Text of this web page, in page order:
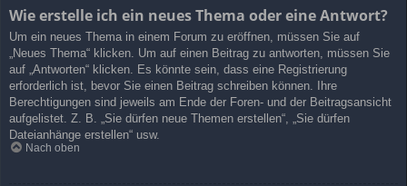
Wie erstelle ich ein neues Thema oder eine Antwort?
Um ein neues Thema in einem Forum zu eröffnen, müssen Sie auf
„Neues Thema“ klicken. Um auf einen Beitrag zu antworten, müssen Sie
auf „Antworten“ klicken. Es könnte sein, dass eine Registrierung
erforderlich ist, bevor Sie einen Beitrag schreiben können. Ihre
Berechtigungen sind jeweils am Ende der Foren- und der Beitragsansicht
aufgelistet. Z. B. „Sie dürfen neue Themen erstellen“, „Sie dürfen
Dateianhänge erstellen“ usw.
Nach oben